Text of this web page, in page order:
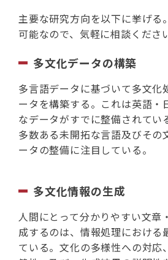
主要な研究方向を以下に挙げる
可能なので、気軽に相談くださ
多文化データの構築
多言語データに基づいて多文化
ータを構築する。これは英語・
なデータがすでに整備されてい
多数ある未開拓な言語及びその
ータの整備に注目している。
多文化情報の生成
人間にとって分かりやすい文章
成するのは、情報処理における
ている。文化の多様性への対応